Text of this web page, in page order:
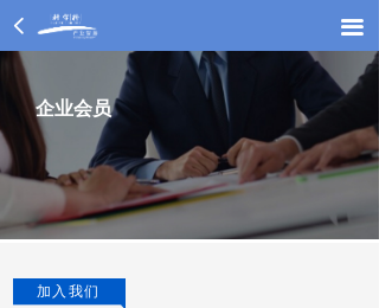
加入我们
끀
끀
넳
企业会员